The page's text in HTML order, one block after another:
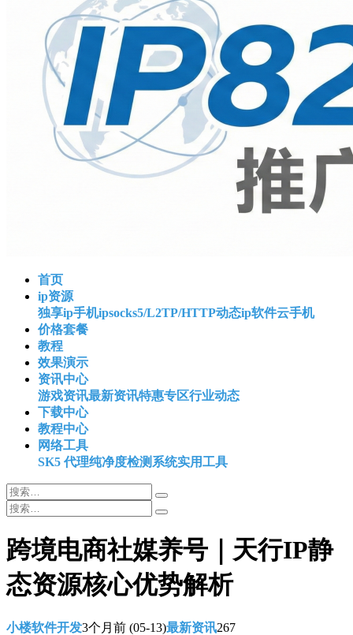
首页
ip资源
独享ip手机ipsocks5/L2TP/HTTP动态ip软件云手机
价格套餐
教程
效果演示
资讯中心
游戏资讯最新资讯特惠专区行业动态
下载中心
教程中心
网络工具
SK5 代理纯净度检测系统实用工具
跨境电商社媒养号｜天行IP静
态资源核心优势解析
小楼软件开发3个月前 (05-13)最新资讯267